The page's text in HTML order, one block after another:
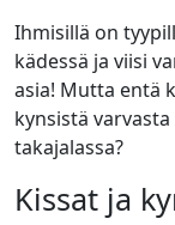
Ihmisillä on
kädessä ja viisi
asia! Mutta entä
kynsistä
takajalassa?
Kissat ja